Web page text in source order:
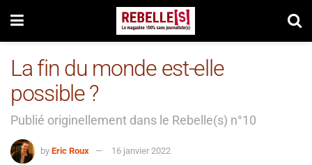
La fin du monde est-elle
possible ?
Publié originellement dans le Rebelle(s) n°10
by Eric Roux 16 janvier 2022